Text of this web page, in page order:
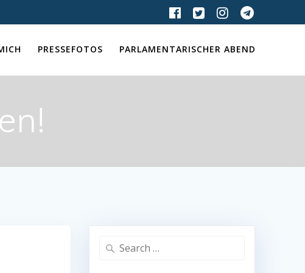
PRESSEFOTOS PARLAMENTARISCHER ABEND
Search